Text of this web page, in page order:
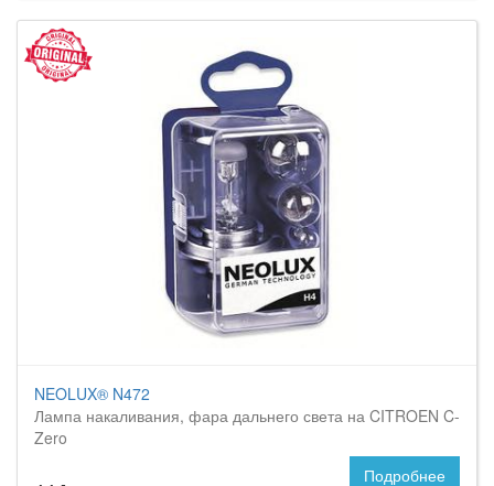
NEOLUX® N472
Лампа накаливания, фара дальнего света на CITROEN C-
Zero
Подробнее